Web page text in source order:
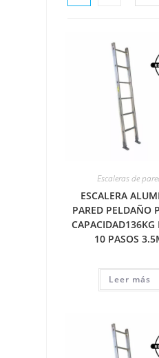
Escaleras de
ESCALERA
PARED PELDAÑO
CAPACIDAD136KG
10 PASOS
Leer más